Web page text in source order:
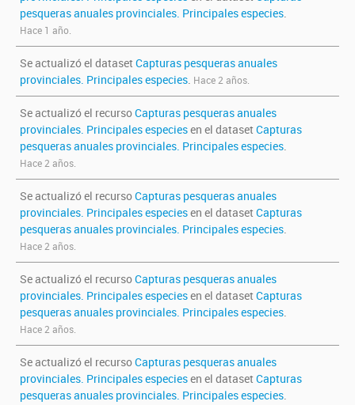
pesqueras anuales provinciales. Principales especies.
Hace 1 año.
Se actualizó el dataset Capturas pesqueras anuales
provinciales. Principales especies. Hace 2 años.
Se actualizó el recursoCapturas pesqueras anuales
provinciales. Principales especiesen el dataset Capturas
pesqueras anuales provinciales. Principales especies.
Hace 2 años.
Se actualizó el recursoCapturas pesqueras anuales
provinciales. Principales especiesen el dataset Capturas
pesqueras anuales provinciales. Principales especies.
Hace 2 años.
Se actualizó el recursoCapturas pesqueras anuales
provinciales. Principales especiesen el dataset Capturas
pesqueras anuales provinciales. Principales especies.
Hace 2 años.
Se actualizó el recursoCapturas pesqueras anuales
provinciales. Principales especiesen el dataset Capturas
pesqueras anuales provinciales. Principales especies.